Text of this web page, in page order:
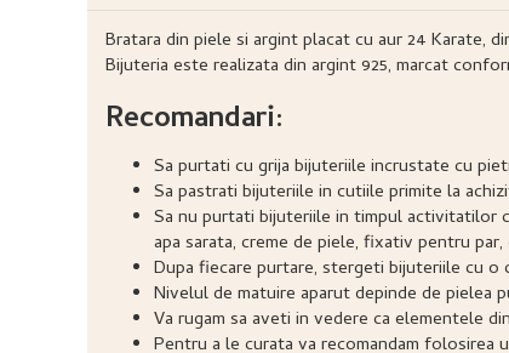
Bratara din piele si argint placat cu aur 24 Karate,
Bijuteria este realizata din argint 925, marcat
Recomandari:
Sa purtati cu grija bijuteriile incrustate cu
Sa pastrati bijuteriile in cutiile primite la
Sa nu purtati bijuteriile in timpul activitatilor
apa sarata, creme de piele, fixativ pentru
Dupa fiecare purtare, stergeti bijuteriile cu o
Nivelul de matuire aparut depinde de pielea
Va rugam sa aveti in vedere ca elementele
Pentru a le curata va recomandam folosirea